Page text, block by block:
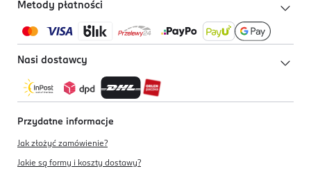
Metody płatności
Nasi dostawcy
Przydatne informacje
Jak złożyć zamówienie?
Jakie są formy i koszty dostawy?